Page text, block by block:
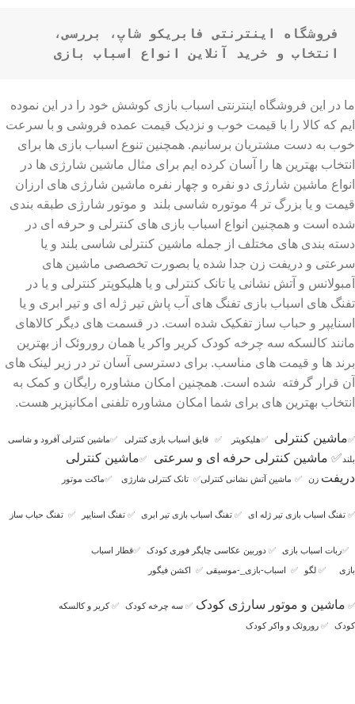
انتخاب و خرید آنلاین انواع اسباب بازی
ما در این فروشگاه اینترنتی اسباب بازی کوشش خود را در این نموده
ایم که کالا را با قیمت خوب و نزدیک قیمت عمده فروشی و با سرعت
خوب به دست مشتریان برسانیم. همچنین تنوع اسباب بازی ها برای
انتخاب بهترین ها را آسان کرده ایم برای مثال ماشین شارژی ها در
انواع ماشین شارژی دو نفره و چهار نفره ماشین شارژی های ارزان
قیمت و یا بزرگ تر 4 موتوره شاسی بلند و موتور شارژی طبقه بندی
شده است و همچنین انواع اسباب بازی های کنترلی و حرفه ای در
دسته بندی های مختلف از جمله ماشین کنترلی شاسی بلند و یا
سرعتی و دریفت زن جدا شده یا بصورت تخصصی ماشین های
آمبولانس و آتش نشانی یا تانک کنترلی و یا هلیکوپتر کنترلی و یا در
تفنگ های اسباب بازی تفنگ های آب پاش تیر ژله ای و تیر ابری و یا
اسنایپر و حباب ساز تفکیک شده است. در قسمت های دیگر کالاهای
مانند کالسکه سه چرخه کودک کریر واکر یا همان روروئک از بهترین
برند ها و قیمت های مناسب. برای دسترسی آسان تر در زیر لینک های
آن قرار گرفته شده است. همچنین امکان مشاوره رایگان و کمک به
انتخاب بهترین های برای شما امکان مشاوره تلفنی امکانپزیر هست.
✅ماشین کنترلی ✅هلیکوپتر ✅ قایق اسباب بازی کنترلی ✅ماشین کنترلی آفرود و شاسی
بلند✅ ماشین کنترلی حرفه ای و سرعتی ✅ماشین کنترلی
دریفت زن ✅ ماشین آتش نشانی کنترلی✅ تانک کنترلی شارژی ✅ماکت موتور
✅ تفنگ اسباب بازی تیر ژله ای ✅ تفنگ اسباب بازی تیر ابری ✅ تفنگ اسنایپر ✅ تفنگ حباب ساز
✅ربات اسباب بازی ✅ دوربین عکاسی چاپگر فوری کودک ✅قطار اسباب
بازی ✅ لگو ✅ اسباب-بازی_-موسیقی ✅ اکشن فیگور
✅ ماشین و موتور سارژی کودک ✅ سه چرخه کودک ✅کریر و کالسکه
کودک ✅ روروئک و واکر کودک